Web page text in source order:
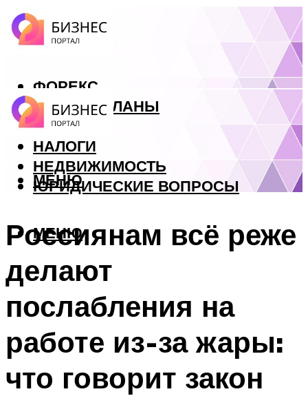
ФОРЕКС
БИЗНЕС ПЛАНЫ
КРЕДИТЫ
НАЛОГИ
НЕДВИЖИМОСТЬ
ЮРИДИЧЕСКИЕ ВОПРОСЫ
МЕНЮ
МЕНЮ
Россиянам всё реже
делают
послабления на
работе из-за жары:
что говорит закон